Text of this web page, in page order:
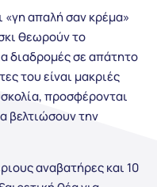
«γη απαλή σαν κρέμα»
θεωρούν το
διαδρομές σε απάτητο
του είναι μακριές
προσφέρονται
βελτιώσουν την
αναβατήρες και 10